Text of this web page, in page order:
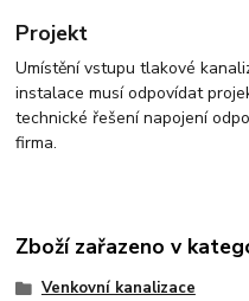
Projekt
Umístění vstupu tlakové
instalace musí odpovídat
technické řešení napojení
firma.
Zboží zařazeno v
Venkovní kanalizace